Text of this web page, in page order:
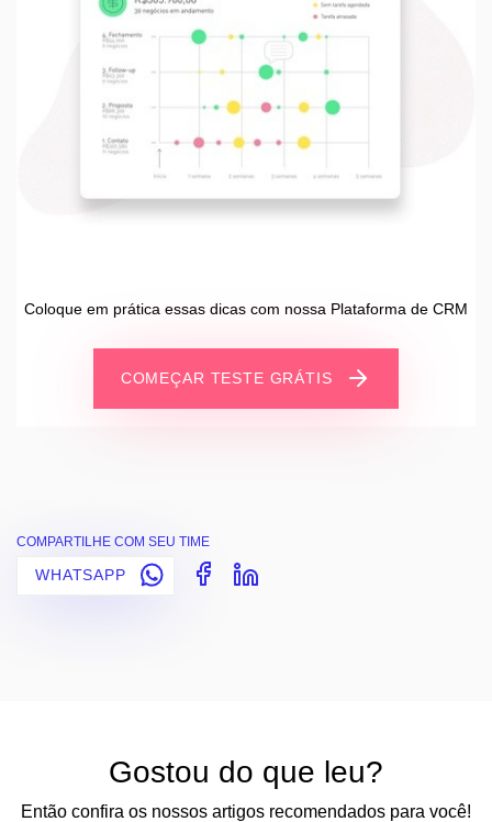
Coloque em prática essas dicas com nossa Plataforma de CRM
COMEÇAR TESTE GRÁTIS
COMPARTILHE COM SEU TIME
WHATSAPP
Gostou do que leu?
Então confira os nossos artigos recomendados para você!